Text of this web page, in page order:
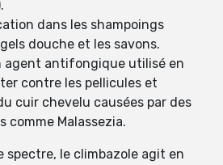
dans les shampoings
douche et les savons.
agent antifongique utilisé en
contre les pellicules et
cuir chevelu causées par des
Malassezia.
le climbazole agit en